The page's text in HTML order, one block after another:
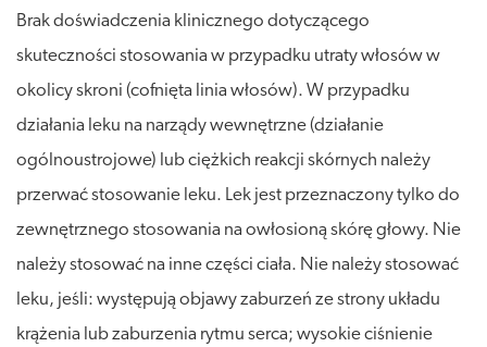
Brak doświadczenia klinicznego dotyczącego
skuteczności stosowania w przypadku utraty włosów w
okolicy skroni (cofnięta linia włosów). W przypadku
działania leku na narządy wewnętrzne (działanie
ogólnoustrojowe) lub ciężkich reakcji skórnych należy
przerwać stosowanie leku. Lek jest przeznaczony tylko do
zewnętrznego stosowania na owłosioną skórę głowy. Nie
należy stosować na inne części ciała. Nie należy stosować
leku, jeśli: występują objawy zaburzeń ze strony układu
krążenia lub zaburzenia rytmu serca; wysokie ciśnienie